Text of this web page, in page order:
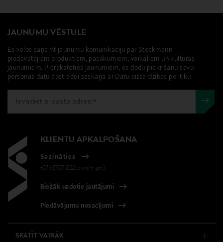
Ražotājs
de Buyer Industries SAS
Ražotāja adrese
Atslēgvārdi
Oglekļa tērauda panna, cepšanas panna
JAUNUMU VĒSTULE
Es vēlos saņemt jaunumu komunikāciju par Stockmann
piedāvātajiem produktiem, pasākumiem, veikaliem un kultūras
jaunumiem. Pierakstoties jaunumiem, es dodu piekrišanu savu
personas datu apstrādei saskaņā ar Datu aizsardzības politiku.
KLIENTU APKALPOŠANA
Sazināties
+371 67071222(pvm/mpm)
Biežāk uzdotie jautājumi
Piedāvājumu nosacījumi
SKATĪT VAIRĀK